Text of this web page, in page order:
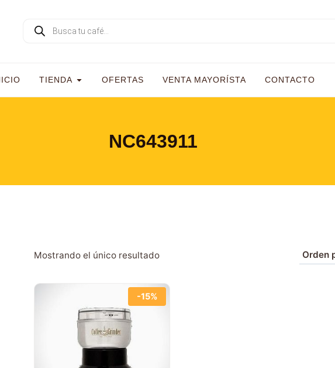
TIENDA OFERTAS VENTA MAYORÍSTA CONTACTO
NC643911
Mostrando el único resultado
-15%